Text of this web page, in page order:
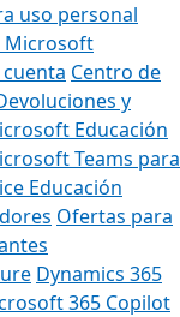
uso personal
Microsoft
Centro de
y
Educación
Teams para
Educación
Ofertas para
Dynamics 365
365 Copilot